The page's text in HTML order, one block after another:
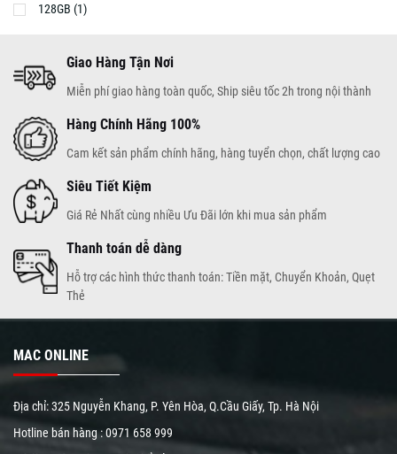
128GB (1)
Giao Hàng Tận Nơi
Miễn phí giao hàng toàn quốc, Ship siêu tốc 2h trong nội thành
Hàng Chính Hãng 100%
Cam kết sản phẩm chính hãng, hàng tuyển chọn, chất lượng cao
Siêu Tiết Kiệm
Giá Rẻ Nhất cùng nhiều Ưu Đãi lớn khi mua sản phẩm
Thanh toán dễ dàng
Hỗ trợ các hình thức thanh toán: Tiền mặt, Chuyển Khoản, Quẹt
Thẻ
MAC ONLINE
Địa chỉ: 325 Nguyễn Khang, P. Yên Hòa, Q.Cầu Giấy, Tp. Hà Nội
Hotline bán hàng :0971 658 999